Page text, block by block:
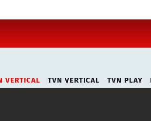
VERTICAL TVN VERTICAL TVN PLAY